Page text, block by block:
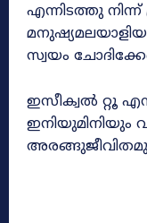
എന്നിടത്തു
സ്വയം
ഇസീക്വൽ റ്റൂ
ഇനിയുമിനിയും